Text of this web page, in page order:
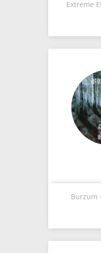
Extreme
Burzum